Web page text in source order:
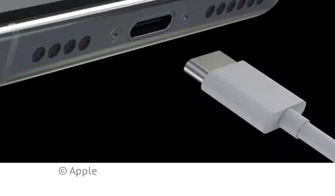
© Apple